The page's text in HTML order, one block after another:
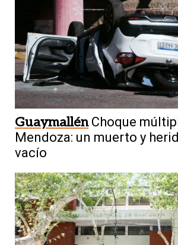
Guaymallén Choque
Mendoza: un muerto y
vacío